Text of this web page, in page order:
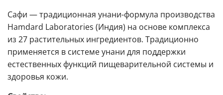
Сафи — традиционная унани-формула производства
Hamdard Laboratories (Индия) на основе комплекса
из 27 растительных ингредиентов. Традиционно
применяется в системе унани для поддержки
естественных функций пищеварительной системы и
здоровья кожи.